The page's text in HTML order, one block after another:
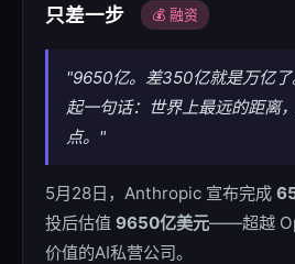
只差一步
💰 融资
"9650亿。差350亿就是万亿
起一句话：世界上最远的距离
点。"
5月28日，Anthropic 宣布完成
投后估值 9650亿美元——超越
价值的AI私营公司。